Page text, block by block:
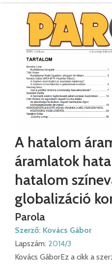
A hatalom
áramlatok
hatalom
globalizáció
Parola
Szerző: Kovács Gábor
Lapszám: 2014/3
Kovács GáborEz a cikk a